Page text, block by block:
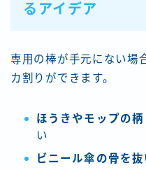
るアイデア
専用の棒が手元にない場
カ割りができます。
ほうきやモップの柄
い
ビニール傘の骨を